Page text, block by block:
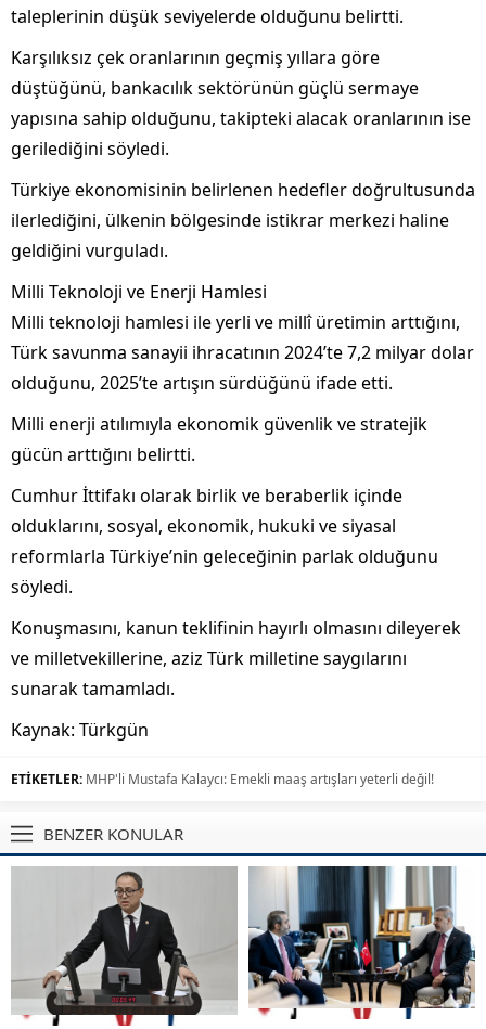
taleplerinin düşük seviyelerde olduğunu belirtti.
Karşılıksız çek oranlarının geçmiş yıllara göre
düştüğünü, bankacılık sektörünün güçlü sermaye
yapısına sahip olduğunu, takipteki alacak oranlarının ise
gerilediğini söyledi.
Türkiye ekonomisinin belirlenen hedefler doğrultusunda
ilerlediğini, ülkenin bölgesinde istikrar merkezi haline
geldiğini vurguladı.
Milli Teknoloji ve Enerji Hamlesi
Milli teknoloji hamlesi ile yerli ve millî üretimin arttığını,
Türk savunma sanayii ihracatının 2024’te 7,2 milyar dolar
olduğunu, 2025’te artışın sürdüğünü ifade etti.
Milli enerji atılımıyla ekonomik güvenlik ve stratejik
gücün arttığını belirtti.
Cumhur İttifakı olarak birlik ve beraberlik içinde
olduklarını, sosyal, ekonomik, hukuki ve siyasal
reformlarla Türkiye’nin geleceğinin parlak olduğunu
söyledi.
Konuşmasını, kanun teklifinin hayırlı olmasını dileyerek
ve milletvekillerine, aziz Türk milletine saygılarını
sunarak tamamladı.
Kaynak: Türkgün
ETİKETLER: MHP'li Mustafa Kalaycı: Emekli maaş artışları yeterli değil!
BENZER KONULAR